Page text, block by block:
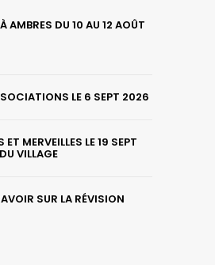
AMBRES DU 10 AU 12 AOÛT
LE 6 SEPT 2026
MERVEILLES LE 19 SEPT
VILLAGE
SUR LA RÉVISION